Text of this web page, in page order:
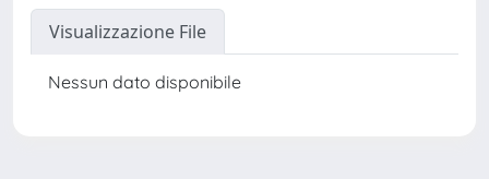
Visualizzazione File
Nessun dato disponibile